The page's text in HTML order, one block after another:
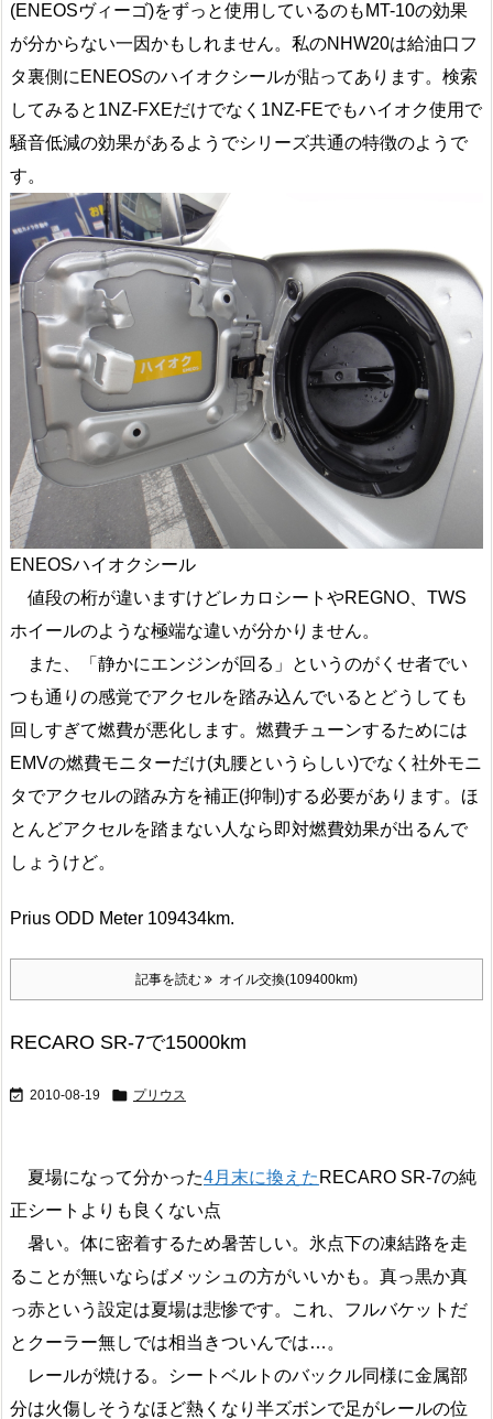
(ENEOSヴィーゴ)をずっと使用しているのもMT-10の効果
が分からない一因かもしれません。私のNHW20は給油口フ
タ裏側にENEOSのハイオクシールが貼ってあります。検索
してみると1NZ-FXEだけでなく1NZ-FEでもハイオク使用で
騒音低減の効果があるようでシリーズ共通の特徴のようで
す。
ENEOSハイオクシール
値段の桁が違いますけどレカロシートやREGNO、TWS
ホイールのような極端な違いが分かりません。
また、「静かにエンジンが回る」というのがくせ者でい
つも通りの感覚でアクセルを踏み込んでいるとどうしても
回しすぎて燃費が悪化します。燃費チューンするためには
EMVの燃費モニターだけ(丸腰というらしい)でなく社外モニ
タでアクセルの踏み方を補正(抑制)する必要があります。ほ
とんどアクセルを踏まない人なら即対燃費効果が出るんで
しょうけど。
Prius ODD Meter 109434km.
記事を読む オイル交換(109400km)
RECARO SR-7で15000km
 2010-08-19  プリウス
夏場になって分かった4月末に換えた RECARO SR-7の純
正シートよりも良くない点
暑い。体に密着するため暑苦しい。氷点下の凍結路を走
ることが無いならばメッシュの方がいいかも。真っ黒か真
っ赤という設定は夏場は悲惨です。これ、フルバケットだ
とクーラー無しでは相当きついんでは…。
レールが焼ける。シートベルトのバックル同様に金属部
分は火傷しそうなほど熱くなり半ズボンで足がレールの位